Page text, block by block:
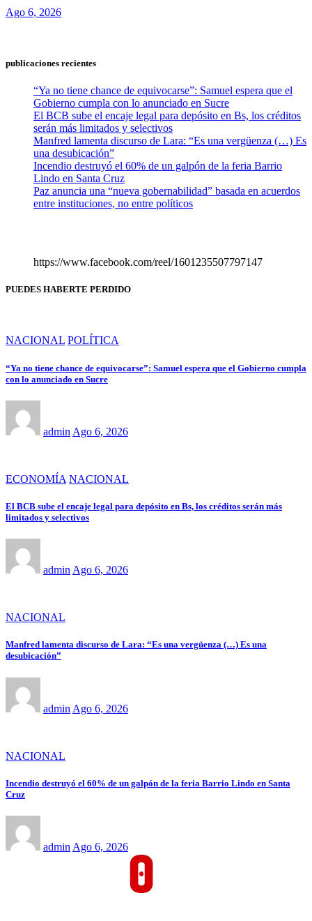
Ago 6, 2026
publicaciones recientes
“Ya no tiene chance de equivocarse”: Samuel espera que el
Gobierno cumpla con lo anunciado en Sucre
El BCB sube el encaje legal para depósito en Bs, los créditos
serán más limitados y selectivos
Manfred lamenta discurso de Lara: “Es una vergüenza (…) Es
una desubicación”
Incendio destruyó el 60% de un galpón de la feria Barrio
Lindo en Santa Cruz
Paz anuncia una “nueva gobernabilidad” basada en acuerdos
entre instituciones, no entre políticos
https://www.facebook.com/reel/1601235507797147
PUEDES HABERTE PERDIDO
NACIONAL POLÍTICA
“Ya no tiene chance de equivocarse”: Samuel espera que el Gobierno cumpla
con lo anunciado en Sucre
admin Ago 6, 2026
ECONOMÍA NACIONAL
El BCB sube el encaje legal para depósito en Bs, los créditos serán más
limitados y selectivos
admin Ago 6, 2026
NACIONAL
Manfred lamenta discurso de Lara: “Es una vergüenza (…) Es una
desubicación”
admin Ago 6, 2026
NACIONAL
Incendio destruyó el 60% de un galpón de la feria Barrio Lindo en Santa
Cruz
admin Ago 6, 2026